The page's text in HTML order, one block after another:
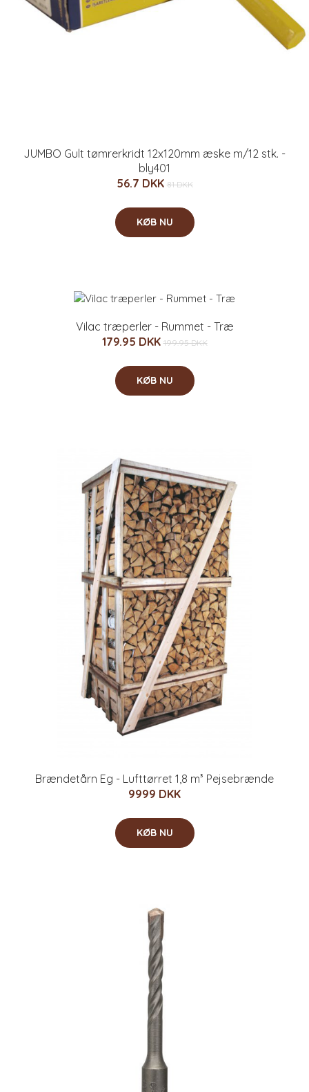
JUMBO Gult tømrerkridt 12x120mm æske m/12 stk. -
bly401
56.7 DKK 81 DKK
KØB NU
Vilac træperler - Rummet - Træ
179.95 DKK 199.95 DKK
KØB NU
Brændetårn Eg - Lufttørret 1,8 m³ Pejsebrænde
9999 DKK
KØB NU